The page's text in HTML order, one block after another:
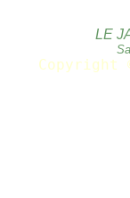
LE
Copyright